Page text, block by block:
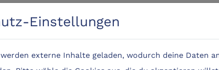
Einstellungen
externe Inhalte geladen, wodurch deine Daten
Mixed Reality
im Museum Anwendung finden?